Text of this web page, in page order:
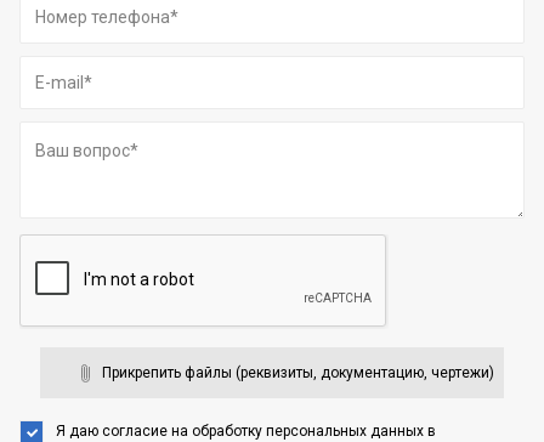
Прикрепить файлы (реквизиты, документацию, чертежи)
Я даю согласие на обработку персональных данных в